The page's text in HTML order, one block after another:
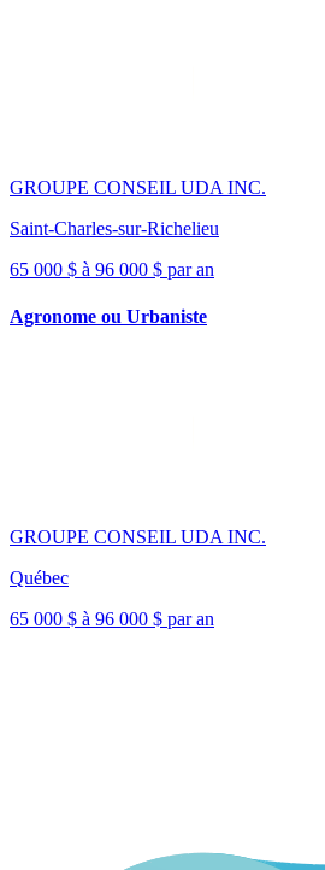
GROUPE CONSEIL UDA INC.
Saint-Charles-sur-Richelieu
65 000 $ à 96 000 $ par an
Agronome ou Urbaniste
GROUPE CONSEIL UDA INC.
Québec
65 000 $ à 96 000 $ par an